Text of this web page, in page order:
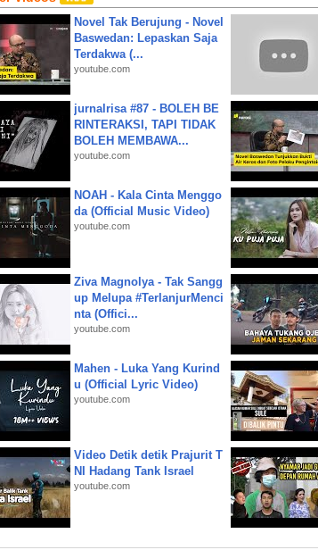
Novel Tak Berujung - Novel
Baswedan: Lepaskan Saja
Terdakwa (...
youtube.com
jurnalrisa #87 - BOLEH BE
RINTERAKSI, TAPI TIDAK
BOLEH MEMBAWA...
youtube.com
NOAH - Kala Cinta Menggo
da (Official Music Video)
youtube.com
Ziva Magnolya - Tak Sangg
up Melupa #TerlanjurMenci
nta (Offici...
youtube.com
Mahen - Luka Yang Kurind
u (Official Lyric Video)
youtube.com
Video Detik detik Prajurit T
NI Hadang Tank Israel
youtube.com